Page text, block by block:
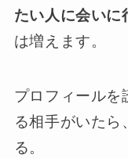
たい人に会いに
は増えます。
プロフィールを
る相手がいたら
る。